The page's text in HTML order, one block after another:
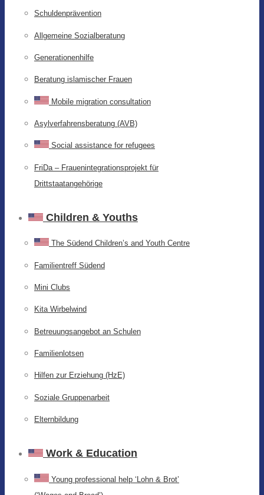
Schuldenprävention
Allgemeine Sozialberatung
Generationenhilfe
Beratung islamischer Frauen
Mobile migration consultation
Asylverfahrensberatung (AVB)
Social assistance for refugees
FriDa – Frauenintegrationsprojekt für
Drittstaatangehörige
Children & Youths
The Südend Children’s and Youth Centre
Familientreff Südend
Mini Clubs
Kita Wirbelwind
Betreuungsangebot an Schulen
Familienlotsen
Hilfen zur Erziehung (HzE)
Soziale Gruppenarbeit
Elternbildung
Work & Education
Young professional help ‘Lohn & Brot’